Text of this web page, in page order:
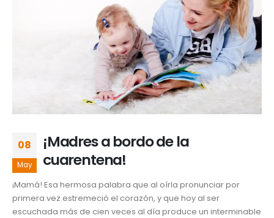
08
May
¡Madres a bordo de la
cuarentena!
¡Mamá! Esa hermosa palabra que al oírla pronunciar por
primera vez estremeció el corazón, y que hoy al ser
escuchada más de cien veces al día produce un interminable